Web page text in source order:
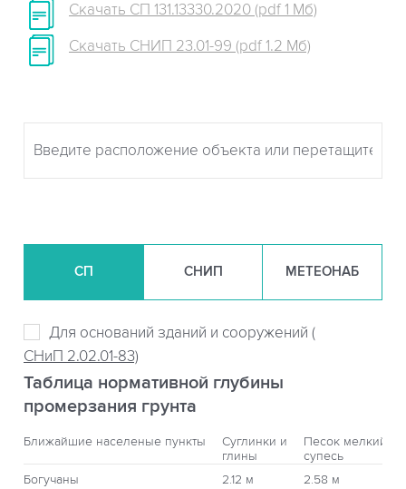
Скачать СП 131.13330.2020 (pdf 1 Мб)
Скачать СНИП 23.01-99 (pdf 1.2 Мб)
СП СНИП МЕТЕОНАБ
Для оснований зданий и сооружений (
СНиП 2.02.01-83)
Таблица нормативной глубины
промерзания грунта
Ближайшие населеные пункты
Суглинки и
глины
Песок мелкий,
супесь
Богучаны
2.12 м 2.58 м